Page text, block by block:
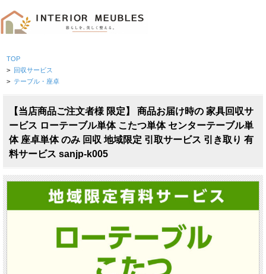
TOP
> 回収サービス
> テーブル・座卓
【当店商品ご注文者様 限定】 商品お届け時の 家具回収サ
ービス ローテーブル単体 こたつ単体 センターテーブル単
体 座卓単体 のみ 回収 地域限定 引取サービス 引き取り 有
料サービス sanjp-k005